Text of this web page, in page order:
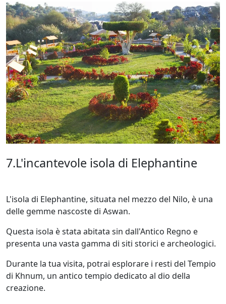
7.L'incantevole isola di Elephantine
L'isola di Elephantine, situata nel mezzo del Nilo, è una
delle gemme nascoste di Aswan.
Questa isola è stata abitata sin dall'Antico Regno e
presenta una vasta gamma di siti storici e archeologici.
Durante la tua visita, potrai esplorare i resti del Tempio
di Khnum, un antico tempio dedicato al dio della
creazione.